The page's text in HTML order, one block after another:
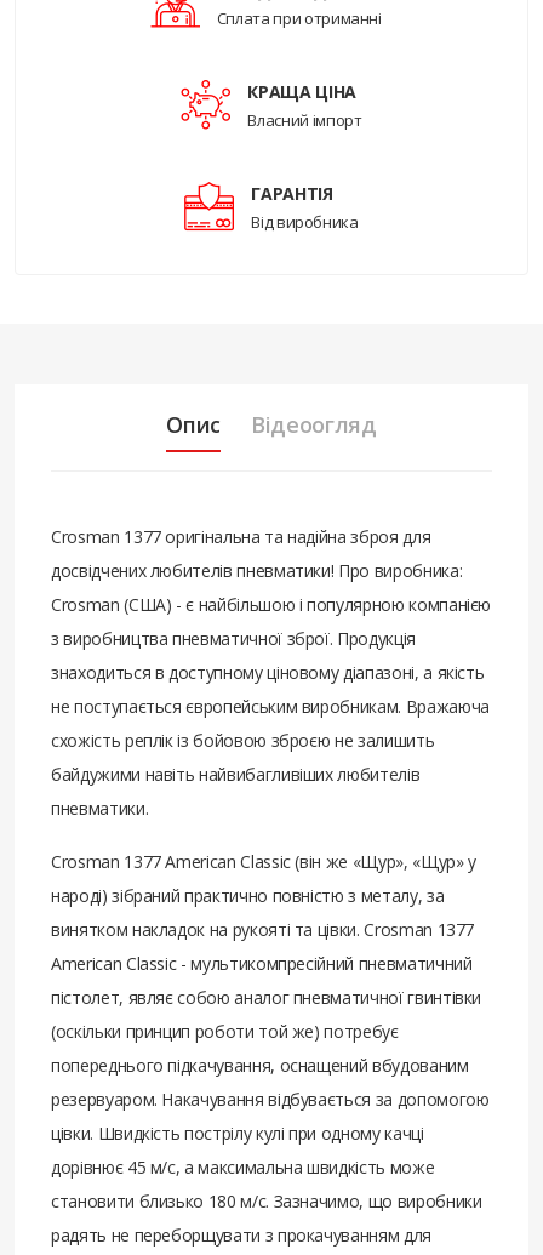
Сплата при отриманні
КРАЩА ЦІНА
Власний імпорт
ГАРАНТІЯ
Від виробника
Опис Відеоогляд
Crosman 1377 оригінальна та надійна зброя для
досвідчених любителів пневматики! Про виробника:
Crosman (США) - є найбільшою і популярною компанією
з виробництва пневматичної зброї. Продукція
знаходиться в доступному ціновому діапазоні, а якість
не поступається європейським виробникам. Вражаюча
схожість реплік із бойовою зброєю не залишить
байдужими навіть найвибагливіших любителів
пневматики.
Crosman 1377 American Classic (він же «Щур», «Щур» у
народі) зібраний практично повністю з металу, за
винятком накладок на рукояті та цівки. Crosman 1377
American Classic - мультикомпресійний пневматичний
пістолет, являє собою аналог пневматичної гвинтівки
(оскільки принцип роботи той же) потребує
попереднього підкачування, оснащений вбудованим
резервуаром. Накачування відбувається за допомогою
цівки. Швидкість пострілу кулі при одному качці
дорівнює 45 м/с, а максимальна швидкість може
становити близько 180 м/с. Зазначимо, що виробники
радять не переборщувати з прокачуванням для